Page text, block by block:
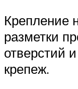
Крепление
разметки
отверстий
крепеж.